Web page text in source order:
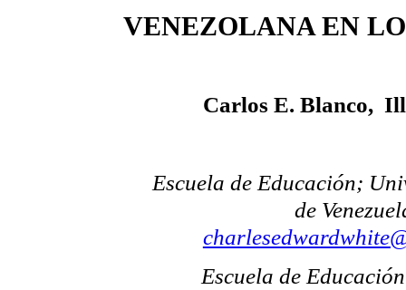
VENEZOLANA EN
Carlos E. Blanco,
Escuela de Educación;
de
Escuela de